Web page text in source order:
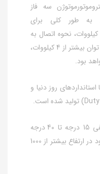
سه فاز
چدن به طور کلی برای
الکتروموتورهای موتوژن تا توان 3 کیلووات، نحوه اتصال به
صورت مثلثی و برای موتورهایی با توان بیشتر از 4 کیلووات،
بود.
روز دنیا و
● دمای کاری این موتورها از منفی 15 درجه تا 40 درجه
سانتی گراد بوده و پیشنهاد می شود در ارتفاع بیشتر از 1000